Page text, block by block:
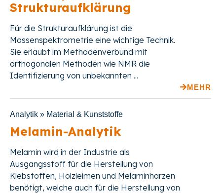
Strukturaufklärung
Für die Strukturaufklärung ist die
Massenspektrometrie eine wichtige Technik.
Sie erlaubt im Methodenverbund mit
orthogonalen Methoden wie NMR die
Identifizierung von unbekannten ...
MEHR
Analytik » Material & Kunststoffe
Melamin-Analytik
Melamin wird in der Industrie als
Ausgangsstoff für die Herstellung von
Klebstoffen, Holzleimen und Melaminharzen
benötigt, welche auch für die Herstellung von